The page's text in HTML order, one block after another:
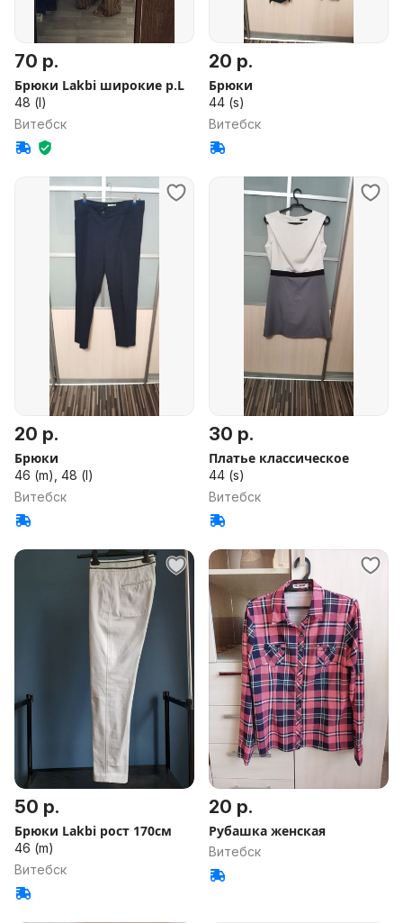
70 р.
Брюки Lakbi широкие р.L
48 (l)
Витебск
20 р.
Брюки
44 (s)
Витебск
20 р.
Брюки
46 (m), 48 (l)
Витебск
30 р.
Платье классическое
44 (s)
Витебск
50 р.
Брюки Lakbi рост 170см
46 (m)
Витебск
20 р.
Рубашка женская
Витебск